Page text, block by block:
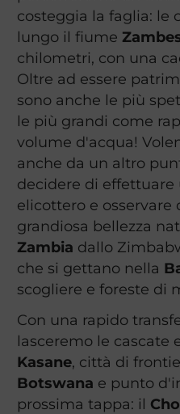
costeggia la faglia: le
lungo il fiume
chilometri, con una
Oltre ad essere
sono anche le più
le più grandi come
volume d'acqua!
anche da un altro
decidere di effettuare
elicottero e osservare
grandiosa bellezza
Zambia dallo
che si gettano nella
scogliere e foreste di
Con una rapido
lasceremo le cascate
Kasane, città di
Botswana e punto
prossima tappa: il